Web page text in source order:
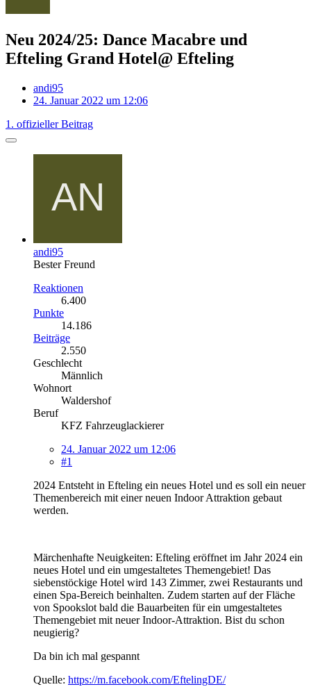
Neu 2024/25: Dance Macabre und
Efteling Grand Hotel@ Efteling
andi95
24. Januar 2022 um 12:06
1. offizieller Beitrag
andi95
Bester Freund
Reaktionen
6.400
Punkte
14.186
Beiträge
2.550
Geschlecht
Männlich
Wohnort
Waldershof
Beruf
KFZ Fahrzeuglackierer
24. Januar 2022 um 12:06
#1
2024 Entsteht in Efteling ein neues Hotel und es soll ein neuer
Themenbereich mit einer neuen Indoor Attraktion gebaut
werden.
Märchenhafte Neuigkeiten: Efteling eröffnet im Jahr 2024 ein
neues Hotel und ein umgestaltetes Themengebiet! Das
siebenstöckige Hotel wird 143 Zimmer, zwei Restaurants und
einen Spa-Bereich beinhalten. Zudem starten auf der Fläche
von Spookslot bald die Bauarbeiten für ein umgestaltetes
Themengebiet mit neuer Indoor-Attraktion. Bist du schon
neugierig?
Da bin ich mal gespannt
Quelle: https://m.facebook.com/EftelingDE/